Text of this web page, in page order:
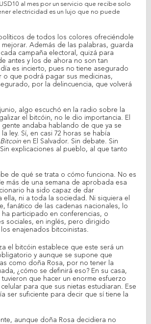
al mes por un servicio que recibe solo
electricidad es un lujo que no puede
de todos los colores ofreciéndole
mejorar. Además de las palabras, guarda
campaña electoral, quizá para
antes y los de ahora no son tan
es incierto, pues no tiene asegurado
o que podrá pagar sus medicinas,
por la delincuencia, que volverá
algo escuchó en la radio sobre la
el bitcóin, no le dio importancia. El
gente andaba hablando de que ya se
ley. Sí, en casi 72 horas se había
en El Salvador. Sin debate. Sin
explicaciones al pueblo, al que tanto
de qué se trata o cómo funciona. No es
más de una semana de aprobada esa
ha sido capaz de dar
ella, ni a toda la sociedad. Ni siquiera el
fanático de las cadenas nacionales, lo
ha participado en conferencias, o
sociales, en inglés, pero dirigido
los enajenados bitcoinistas.
el bitcóin establece que este será un
y aunque se supone que
como doña Rosa, por no tener la
¿cómo se definirá eso? En su casa,
que hacer un enorme esfuerzo
para que sus nietas estudiaran. Ese
ser suficiente para decir que sí tiene la
aunque doña Rosa decidiera no